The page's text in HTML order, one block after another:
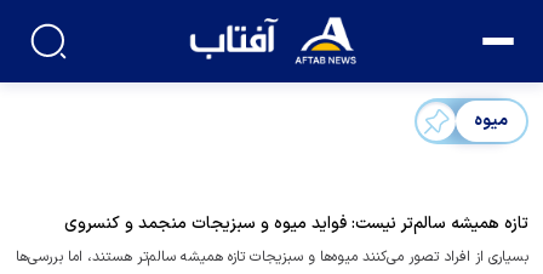
میوه
تازه همیشه سالم‌تر نیست: فواید میوه و سبزیجات منجمد و کنسروی
بسیاری از افراد تصور می‌کنند میوه‌ها و سبزیجات تازه همیشه سالم‌تر هستند، اما بررسی‌ها